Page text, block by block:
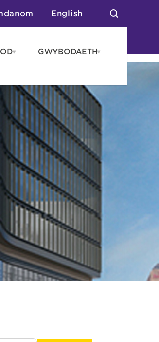
English
Open
GWYBODAETHOpen